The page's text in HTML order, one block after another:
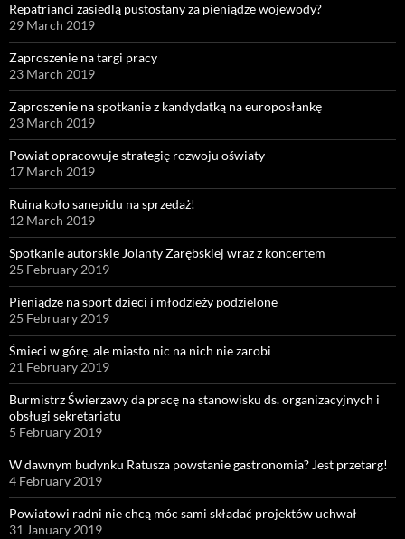
Repatrianci zasiedlą pustostany za pieniądze wojewody?
29 March 2019
Zaproszenie na targi pracy
23 March 2019
Zaproszenie na spotkanie z kandydatką na europosłankę
23 March 2019
Powiat opracowuje strategię rozwoju oświaty
17 March 2019
Ruina koło sanepidu na sprzedaż!
12 March 2019
Spotkanie autorskie Jolanty Zarębskiej wraz z koncertem
25 February 2019
Pieniądze na sport dzieci i młodzieży podzielone
25 February 2019
Śmieci w górę, ale miasto nic na nich nie zarobi
21 February 2019
Burmistrz Świerzawy da pracę na stanowisku ds. organizacyjnych i
obsługi sekretariatu
5 February 2019
W dawnym budynku Ratusza powstanie gastronomia? Jest przetarg!
4 February 2019
Powiatowi radni nie chcą móc sami składać projektów uchwał
31 January 2019